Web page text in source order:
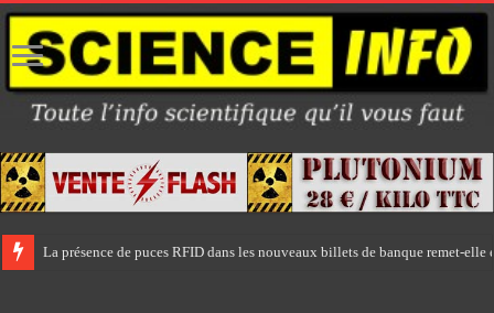
La présence de puces RFID dans les nouveaux billets de banque remet-